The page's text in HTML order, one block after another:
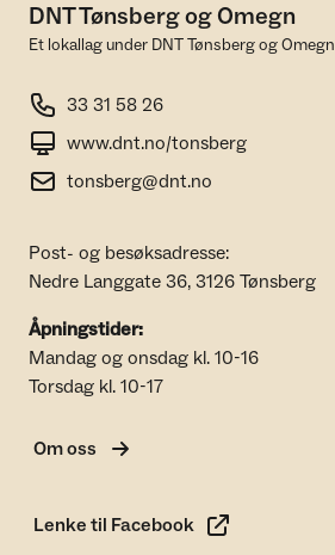
DNT Tønsberg og Omegn
Et lokallag under DNT Tønsberg og Omegn
33 31 58 26
www.dnt.no/tonsberg
tonsberg@dnt.no
Post- og besøksadresse:
Nedre Langgate 36, 3126 Tønsberg
Åpningstider:
Mandag og onsdag kl. 10-16
Torsdag kl. 10-17
Om oss
Lenke til Facebook